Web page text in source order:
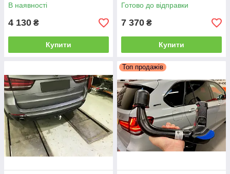
В наявності
4 130 ₴
Купити
Готово до відправки
7 370 ₴
Купити
Топ продажів